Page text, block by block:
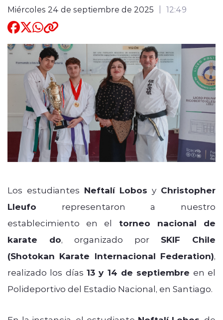
Miércoles 24 de septiembre de 2025 12:49
Los estudiantes Neftalí Lobos y Christopher
Lleufo representaron a nuestro
establecimiento en el torneo nacional de
karate do, organizado por SKIF Chile
(Shotokan Karate Internacional Federation),
realizado los días 13 y 14 de septiembre en el
Polideportivo del Estadio Nacional, en Santiago.